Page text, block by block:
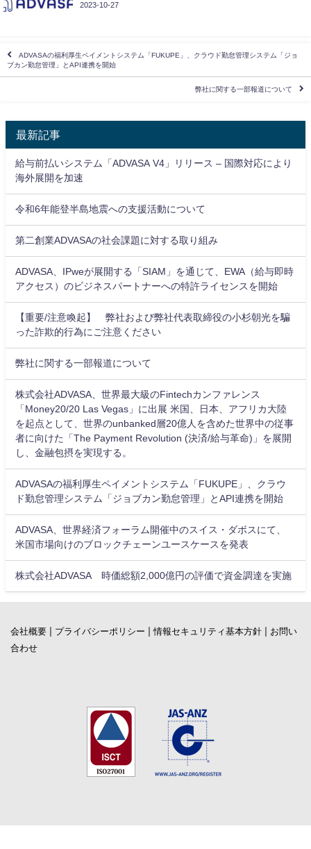
2023-10-27
ADVASAの福利厚生ペイメントシステム「FUKUPE」、クラウド勤怠管理システム「ジョ
ブカン勤怠管理」とAPI連携を開始
弊社に関する一部報道について
最新記事
給与前払いシステム「ADVASA V4」リリース – 国際対応により
海外展開を加速
令和6年能登半島地震への支援活動について
第二創業ADVASAの社会課題に対する取り組み
ADVASA、IPweが展開する「SIAM」を通じて、EWA（給与即時
アクセス）のビジネスパートナーへの特許ライセンスを開始
【重要/注意喚起】 弊社および弊社代表取締役の小杉朝光を騙
った詐欺的行為にご注意ください
弊社に関する一部報道について
株式会社ADVASA、世界最大級のFintechカンファレンス
「Money20/20 Las Vegas」に出展 米国、日本、アフリカ大陸
を起点として、世界のunbanked層20億人を含めた世界中の従事
者に向けた「The Payment Revolution (決済/給与革命)」を展開
し、金融包摂を実現する。
ADVASAの福利厚生ペイメントシステム「FUKUPE」、クラウ
ド勤怠管理システム「ジョブカン勤怠管理」とAPI連携を開始
ADVASA、世界経済フォーラム開催中のスイス・ダボスにて、
米国市場向けのブロックチェーンユースケースを発表
株式会社ADVASA 時価総額2,000億円の評価で資金調達を実施
会社概要 プライバシーポリシー |情報セキュリティ基本方針
お問い
合わせ